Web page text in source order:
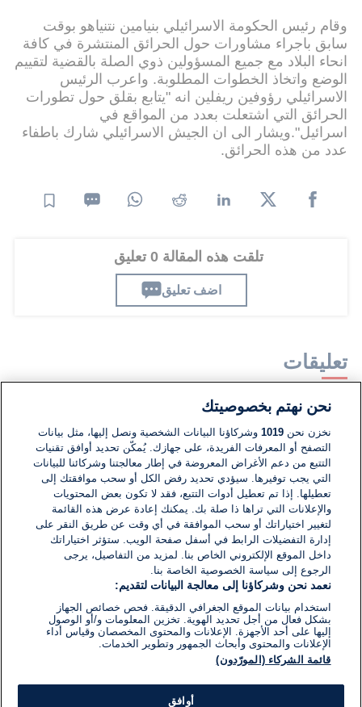
وقام رئيس الحكومة الاسرائيلي بنيامين نتنياهو بوقت
سابق باجراء مشاورات حول الحرائق المنتشرة في كافة
انحاء البلاد مع جميع المسؤولين ذوي الصلة بالقضية لتقييم
الوضع واتخاذ الخطوات المطلوبة. واعرب الرئيس
الاسرائيلي رؤوفين ريفلين انه "يتابع بقلق حول تطورات
الحرائق التي اشتعلت بعدد من المواقع في
اسرائيل".ويشار الى ان الجيش الاسرائيلي شارك باطفاء
عدد من هذه الحرائق.
تلقت هذه المقالة 0 تعليق
اضف تعليق
تعليقات
لا توجد تعليقات مكتوبة حتى الآن. كن الأول!
اكتب تعليقًا جديدًا ...
نحن نهتم بخصوصيتك
نخزن نحن1019 وشركاؤنا البيانات الشخصية ونصل إليها، مثل بيانات
التصفح أو المعرفات الفريدة، على جهازك. يُمكّن تحديد أوافق تقنيات
التتبع من دعم الأغراض المعروضة في إطار معالجتنا وشركائنا للبيانات
التي يجب توفيرها. سيؤدي تحديد رفض الكل أو سحب موافقتك إلى
تعطيلها. إذا تم تعطيل أدوات التتبع، فقد لا تكون بعض المحتويات
والإعلانات التي تراها ذا صلة بك. يمكنك إعادة عرض هذه القائمة
لتغيير اختياراتك أو سحب الموافقة في أي وقت عن طريق النقر على
إدارة التفضيلات الرابط في أسفل صفحة الويب. ستؤثر اختياراتك
داخل الموقع الإلكتروني الخاص بنا. لمزيد من التفاصيل، يرجى
الرجوع إلى سياسة الخصوصية الخاصة بنا.
نعمد نحن وشركاؤنا إلى معالجة البيانات لتقديم:
استخدام بيانات الموقع الجغرافي الدقيقة. فحص خصائص الجهاز
بشكل فعال من أجل تحديد الهوية. تخزين المعلومات و/أو الوصول
إليها على أحد الأجهزة. الإعلانات والمحتوى المخصصان وقياس أداء
الإعلانات والمحتوى وأبحاث الجمهور وتطوير الخدمات.
قائمة الشركاء (المورّدون)
أوافق